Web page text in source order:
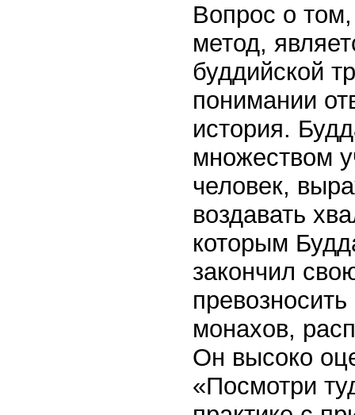
Вопрос о
метод,
буддийской
понимании
история.
множеством
человек,
воздавать
которым
закончил
монахов,
Он высоко
«Посмотри